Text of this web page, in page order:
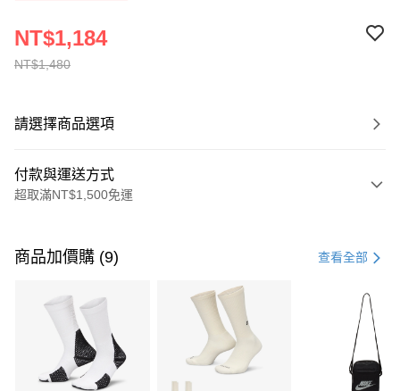
NT$1,480
NT$1,184
請選擇商品選項
付款與運送方式
超取滿NT$1,500免運
信用卡一次付款
3 期 0 利率 每期 21家銀行
合作金庫商業銀行
第一商業銀行
華南商業銀行
彰化商業銀行
上海商業儲蓄銀行
Apple Pay
商品加價購 (9) 查看全部